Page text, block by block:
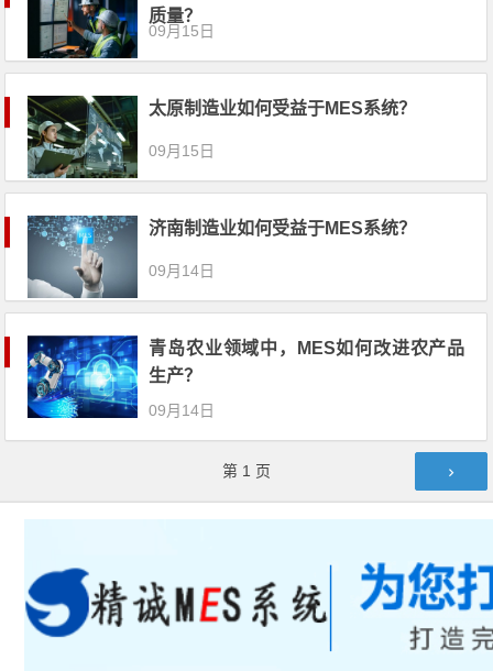
质量？
09月15日
太原制造业如何受益于MES系统？
09月15日
济南制造业如何受益于MES系统？
09月14日
青岛农业领域中，MES如何改进农产品
生产？
09月14日
第 1 页